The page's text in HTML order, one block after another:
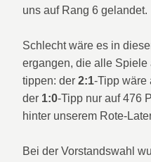
uns auf Rang 6 gelandet.
Schlecht wäre es in
ergangen, die alle
tippen: der2:1-Tipp wäre
der 1:0-Tipp nur auf 476
hinter unserem Rote-
Bei der Vorstandswahl